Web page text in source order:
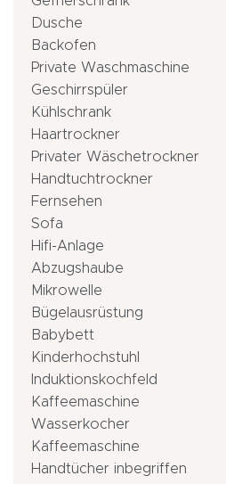
Dusche
Backofen
Private Waschmaschine
Geschirrspüler
Kühlschrank
Haartrockner
Privater Wäschetrockner
Handtuchtrockner
Fernsehen
Sofa
Hifi-Anlage
Abzugshaube
Mikrowelle
Bügelausrüstung
Babybett
Kinderhochstuhl
Induktionskochfeld
Kaffeemaschine
Wasserkocher
Kaffeemaschine
Handtücher inbegriffen